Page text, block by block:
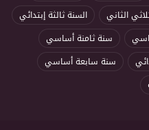
الثاني
السنة ثالثة إبتدائي
سنة ثامنة أساسي
سنة سابعة أساسي